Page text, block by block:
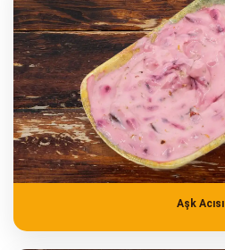
Aşk Acısı